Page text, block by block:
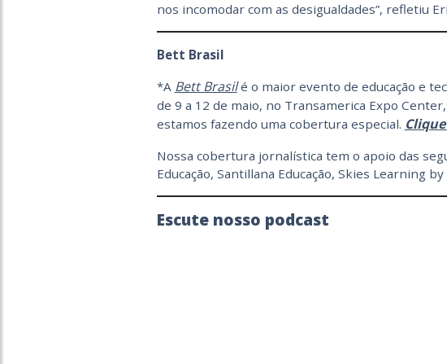
nos incomodar com as desigualdades”, refletiu
Bett Brasil
*A Bett Brasilé o maior evento de educação e
de 9 a 12 de maio, no Transamerica Expo Center,
estamos fazendo uma cobertura especial.
Nossa cobertura jornalística tem o apoio das
Educação, Santillana Educação, Skies Learning
Escute nosso podcast